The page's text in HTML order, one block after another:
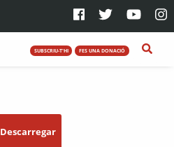
SUBSCRIU-T'HI FES UNA DONACIÓ
Descarregar